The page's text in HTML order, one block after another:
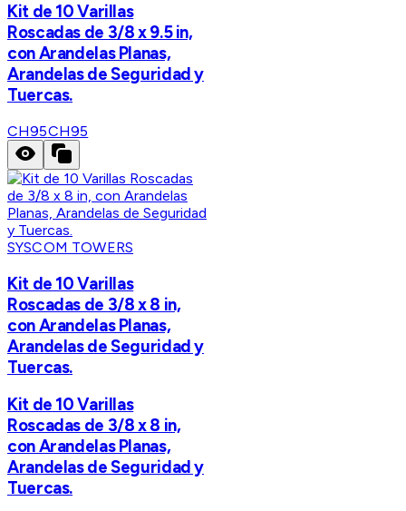
Kit de 10 Varillas
Roscadas de 3/8 x 9.5 in,
con Arandelas Planas,
Arandelas de Seguridad y
Tuercas.
CH95CH95
SYSCOM TOWERS
Kit de 10 Varillas
Roscadas de 3/8 x 8 in,
con Arandelas Planas,
Arandelas de Seguridad y
Tuercas.
Kit de 10 Varillas
Roscadas de 3/8 x 8 in,
con Arandelas Planas,
Arandelas de Seguridad y
Tuercas.